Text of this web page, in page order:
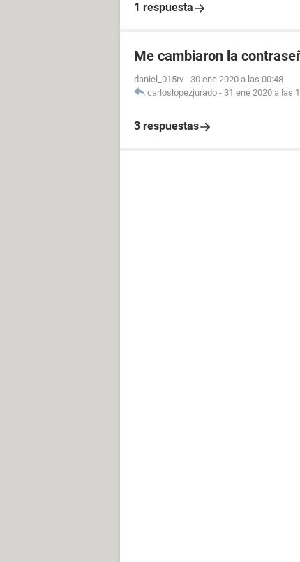
1 respuesta
Me cambiaron la
daniel_015rv - 30 ene 2020 a las 00:48
carloslopezjurado - 31 ene 2020 a las
3 respuestas